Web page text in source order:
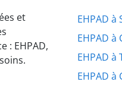
et
: EHPAD,
EHPAD à
EHPAD à
EHPAD à
EHPAD